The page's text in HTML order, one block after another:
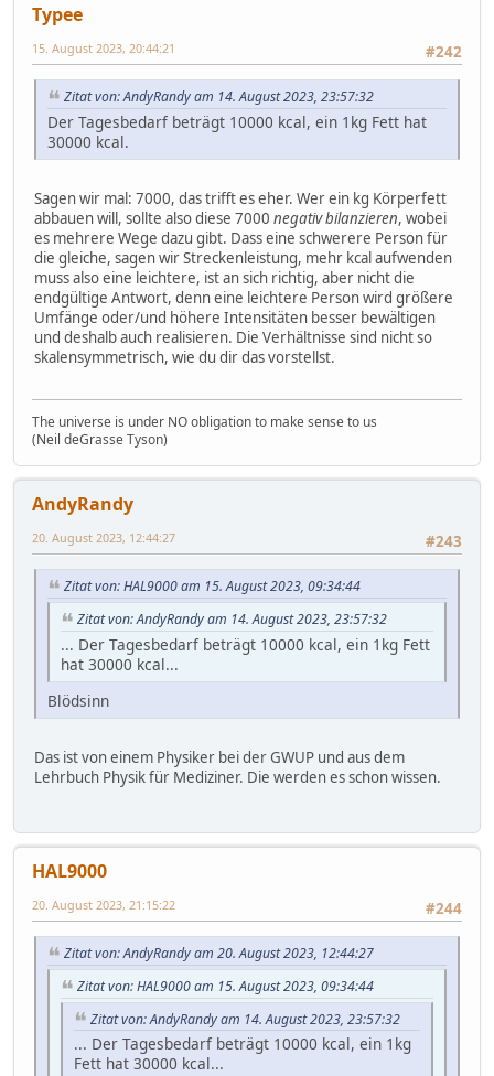
Typee
#242
15. August 2023, 20:44:21
Zitat von: AndyRandy am 14. August 2023, 23:57:32
Der Tagesbedarf beträgt 10000 kcal, ein 1kg Fett hat
30000 kcal.
Sagen wir mal: 7000, das trifft es eher. Wer ein kg Körperfett
abbauen will, sollte also diese 7000 negativ bilanzieren, wobei
es mehrere Wege dazu gibt. Dass eine schwerere Person für
die gleiche, sagen wir Streckenleistung, mehr kcal aufwenden
muss also eine leichtere, ist an sich richtig, aber nicht die
endgültige Antwort, denn eine leichtere Person wird größere
Umfänge oder/und höhere Intensitäten besser bewältigen
und deshalb auch realisieren. Die Verhältnisse sind nicht so
skalensymmetrisch, wie du dir das vorstellst.
The universe is under NO obligation to make sense to us
(Neil deGrasse Tyson)
AndyRandy
#243
20. August 2023, 12:44:27
Zitat von: HAL9000 am 15. August 2023, 09:34:44
Zitat von: AndyRandy am 14. August 2023, 23:57:32
... Der Tagesbedarf beträgt 10000 kcal, ein 1kg Fett
hat 30000 kcal...
Blödsinn
Das ist von einem Physiker bei der GWUP und aus dem
Lehrbuch Physik für Mediziner. Die werden es schon wissen.
HAL9000
#244
20. August 2023, 21:15:22
Zitat von: AndyRandy am 20. August 2023, 12:44:27
Zitat von: HAL9000 am 15. August 2023, 09:34:44
Zitat von: AndyRandy am 14. August 2023, 23:57:32
... Der Tagesbedarf beträgt 10000 kcal, ein 1kg
Fett hat 30000 kcal...